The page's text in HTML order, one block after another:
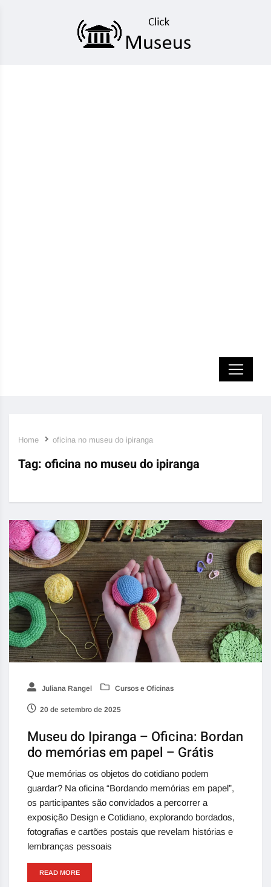
Home oficina no museu do ipiranga
Tag: oficina no museu do ipiranga
Juliana Rangel Cursos e Oficinas
20 de setembro de 2025
Museu do Ipiranga – Oficina: Bordan
do memórias em papel – Grátis
Que memórias os objetos do cotidiano podem
guardar? Na oficina “Bordando memórias em papel”,
os participantes são convidados a percorrer a
exposição Design e Cotidiano, explorando bordados,
fotografias e cartões postais que revelam histórias e
lembranças pessoais
READ MORE